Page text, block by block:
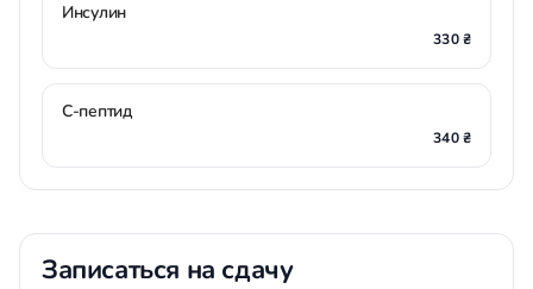
Инсулин
330 ₴
С-пептид
340 ₴
Записаться на сдачу